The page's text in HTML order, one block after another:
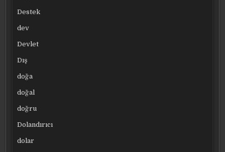
Destek
dev
Devlet
Dış
doğa
doğal
doğru
Dolandırıcı
dolar